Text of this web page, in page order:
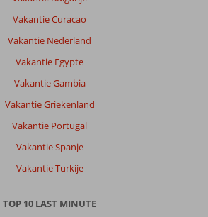
Vakantie Curacao
Vakantie Nederland
Vakantie Egypte
Vakantie Gambia
Vakantie Griekenland
Vakantie Portugal
Vakantie Spanje
Vakantie Turkije
TOP 10 LAST MINUTE